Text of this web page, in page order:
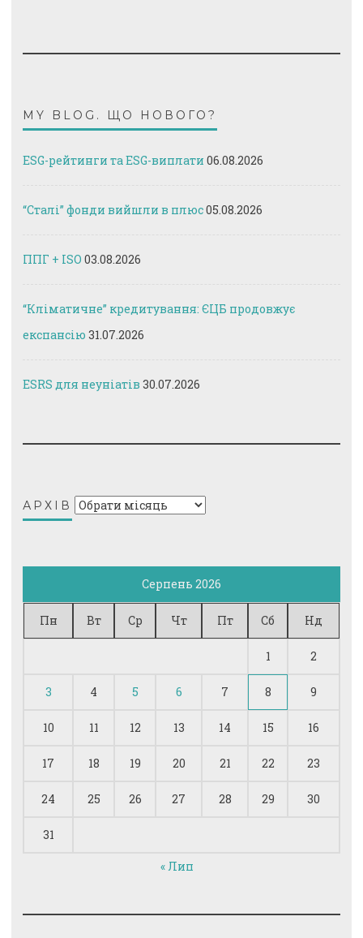
MY BLOG. ЩО НОВОГО?
ESG-рейтинги та ESG-виплати 06.08.2026
“Сталі” фонди вийшли в плюс05.08.2026
ППГ + ISO 03.08.2026
“Кліматичне” кредитування: ЄЦБ продовжує
експансію 31.07.2026
ESRS для неуніатів 30.07.2026
АРХІВ Архів
Серпень 2026
Пн Вт Ср Чт Пт Сб Нд
1 2
3 4 5 6 7 8 9
10 11 12 13 14 15 16
17 18 19 20 21 22 23
24 25 26 27 28 29 30
31
« Лип